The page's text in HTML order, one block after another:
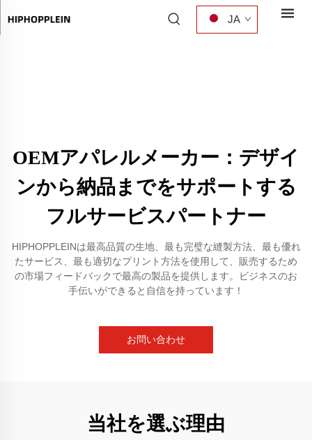
JA
OEMアパレルメーカー：デザイ
ンから納品までをサポートする
フルサービスパートナー
HIPHOPPLEINは最高品質の生地、最も完璧な縫製方法、最も優れ
たサービス、最も適切なプリント方法を使用して、販売するため
の市場フィードバックで最高の製品を提供します。ビジネスのお
手伝いができると自信を持っています！
お問い合わせ
当社を選ぶ理由